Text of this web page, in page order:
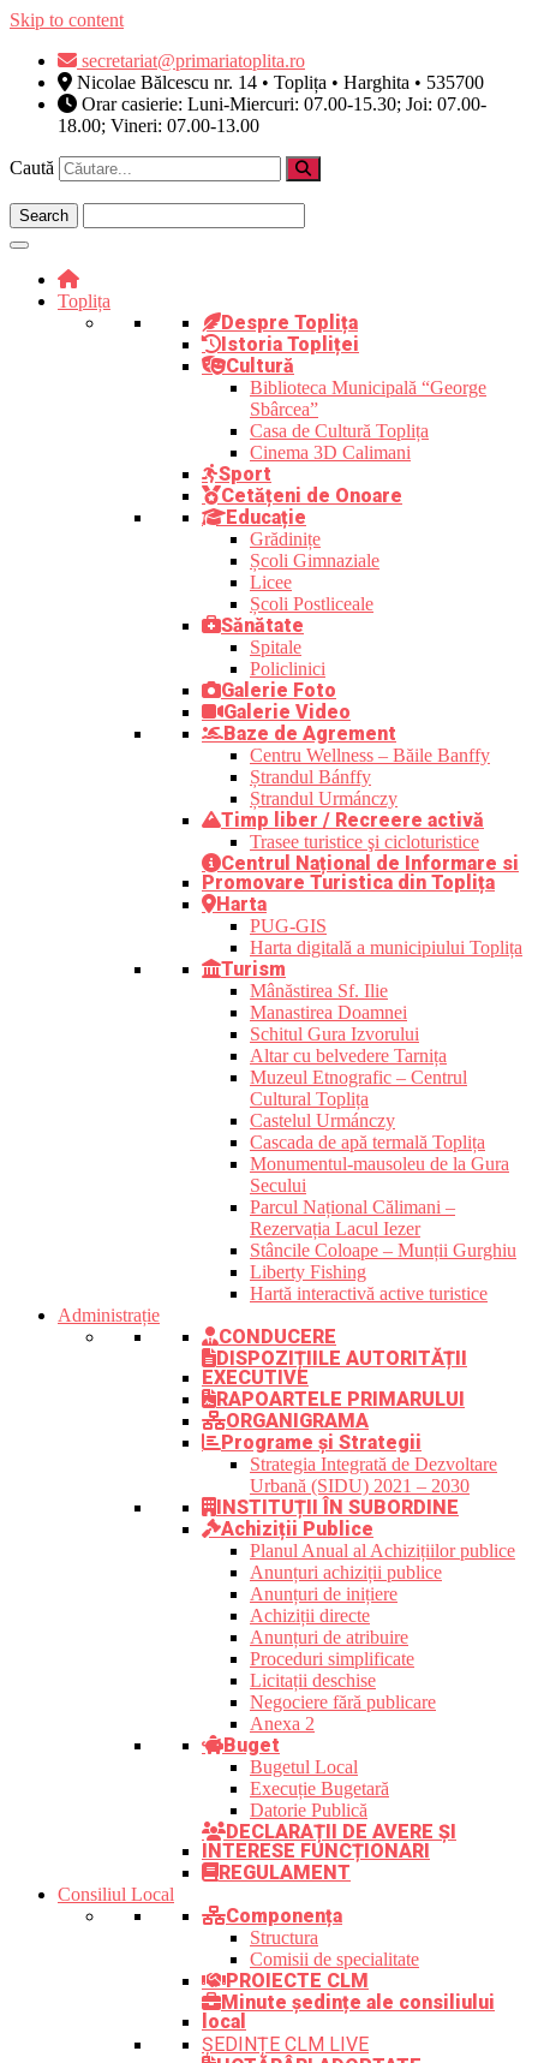
Skip to content
secretariat@primariatoplita.ro
Nicolae Bălcescu nr. 14 • Toplița • Harghita • 535700
Orar casierie: Luni-Miercuri: 07.00-15.30; Joi: 07.00-
18.00; Vineri: 07.00-13.00
Caută
Toplița
Despre Toplița
Istoria Topliței
Cultură
Biblioteca Municipală “George
Sbârcea”
Casa de Cultură Toplița
Cinema 3D Calimani
Sport
Cetățeni de Onoare
Educație
Grădinițe
Școli Gimnaziale
Licee
Școli Postliceale
Sănătate
Spitale
Policlinici
Galerie Foto
Galerie Video
Baze de Agrement
Centru Wellness – Băile Banffy
Ștrandul Bánffy
Ștrandul Urmánczy
Timp liber / Recreere activă
Trasee turistice şi cicloturistice
Centrul Național de Informare si
Promovare Turistica din Toplița
Harta
PUG-GIS
Harta digitală a municipiului Toplița
Turism
Mânăstirea Sf. Ilie
Manastirea Doamnei
Schitul Gura Izvorului
Altar cu belvedere Tarnița
Muzeul Etnografic – Centrul
Cultural Toplița
Castelul Urmánczy
Cascada de apă termală Toplița
Monumentul-mausoleu de la Gura
Secului
Parcul Național Călimani –
Rezervația Lacul Iezer
Stâncile Coloape – Munții Gurghiu
Liberty Fishing
Hartă interactivă active turistice
Administrație
CONDUCERE
DISPOZIȚIILE AUTORITĂȚII
EXECUTIVE
RAPOARTELE PRIMARULUI
ORGANIGRAMA
Programe și Strategii
Strategia Integrată de Dezvoltare
Urbană (SIDU) 2021 – 2030
INSTITUȚII ÎN SUBORDINE
Achiziții Publice
Planul Anual al Achizițiilor publice
Anunțuri achiziții publice
Anunțuri de inițiere
Achiziții directe
Anunțuri de atribuire
Proceduri simplificate
Licitații deschise
Negociere fără publicare
Anexa 2
Buget
Bugetul Local
Execuție Bugetară
Datorie Publică
DECLARAȚII DE AVERE ȘI
INTERESE FUNCȚIONARI
REGULAMENT
Consiliul Local
Componența
Structura
Comisii de specialitate
PROIECTE CLM
Minute ședințe ale consiliului
local
ȘEDINȚE CLM LIVE